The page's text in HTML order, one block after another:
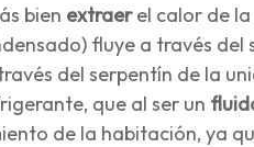
bien extraerel calor de la
fluye a través del
del serpentín de la
que al ser un
de la habitación, ya